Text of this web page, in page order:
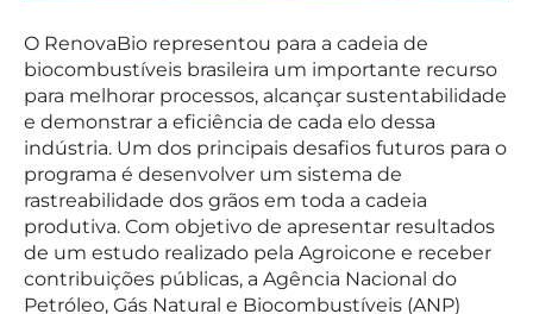
O RenovaBio representou para a cadeia de
biocombustíveis brasileira um importante recurso
para melhorar processos, alcançar sustentabilidade
e demonstrar a eficiência de cada elo dessa
indústria. Um dos principais desafios futuros para o
programa é desenvolver um sistema de
rastreabilidade dos grãos em toda a cadeia
produtiva. Com objetivo de apresentar resultados
de um estudo realizado pela Agroicone e receber
contribuições públicas, a Agência Nacional do
Petróleo, Gás Natural e Biocombustíveis (ANP)